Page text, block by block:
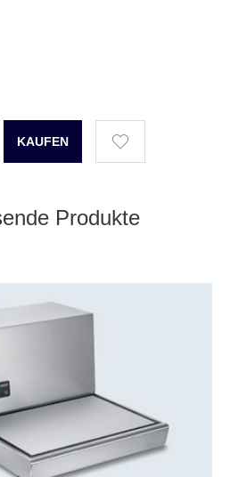
Produkte